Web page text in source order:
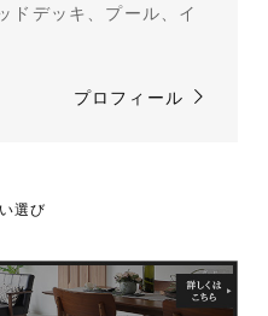
ドデッキ、プール、イ
プロフィール
選び